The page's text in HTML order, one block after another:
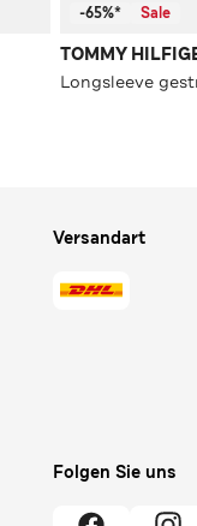
-65%* Sale
TOMMY
Longsleeve
Versandart
Folgen Sie uns